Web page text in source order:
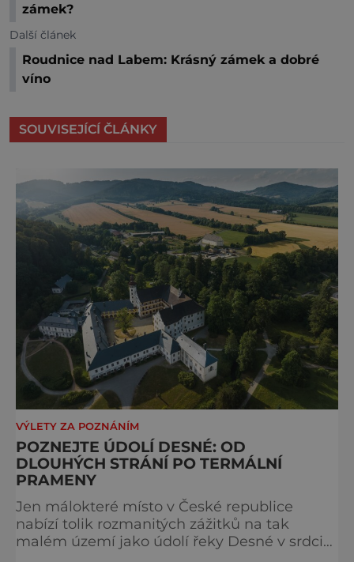
zámek?
Další článek
Roudnice nad Labem: Krásný zámek a dobré
víno
SOUVISEJÍCÍ ČLÁNKY
VÝLETY ZA POZNÁNÍM
POZNEJTE ÚDOLÍ DESNÉ: OD
DLOUHÝCH STRÁNÍ PO TERMÁLNÍ
PRAMENY
Jen málokteré místo v České republice
nabízí tolik rozmanitých zážitků na tak
malém území jako údolí řeky Desné v srdci